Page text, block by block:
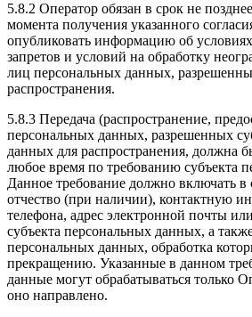
5.8.2 Оператор обязан в срок не
момента получения указанного
опубликовать информацию об
запретов и условий на обработку
лиц персональных данных,
распространения.
5.8.3 Передача (распространение,
персональных данных, разрешенных
данных для распространения, должна
любое время по требованию субъекта
Данное требование должно включать
отчество (при наличии), контактную
телефона, адрес электронной почты
субъекта персональных данных, а
персональных данных, обработка
прекращению. Указанные в данном
данные могут обрабатываться только
оно направлено.